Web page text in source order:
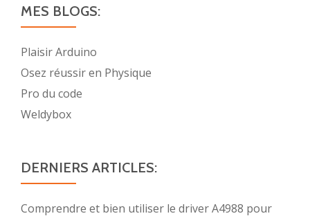
MES BLOGS:
Plaisir Arduino
Osez réussir en Physique
Pro du code
Weldybox
DERNIERS ARTICLES:
Comprendre et bien utiliser le driver A4988 pour